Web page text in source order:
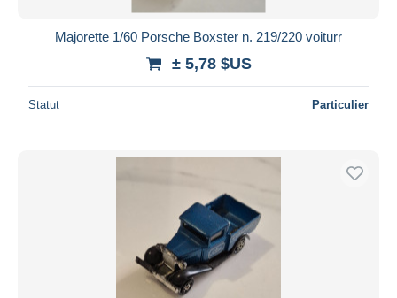
Majorette 1/60 Porsche Boxster n. 219/220 voiturr
± 5,78 $US
Statut Particulier